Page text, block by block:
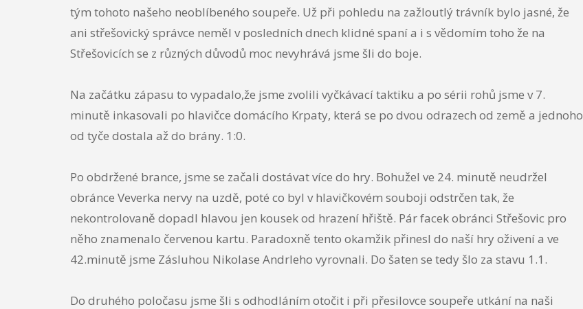
tým tohoto našeho neoblíbeného soupeře. Už při pohledu na zažloutlý trávník bylo jasné, že
ani střešovický správce neměl v posledních dnech klidné spaní a i s vědomím toho že na
Střešovicích se z různých důvodů moc nevyhrává jsme šli do boje.
Na začátku zápasu to vypadalo,že jsme zvolili vyčkávací taktiku a po sérii rohů jsme v 7.
minutě inkasovali po hlavičce domácího Krpaty, která se po dvou odrazech od země a jednoho
od tyče dostala až do brány. 1:0.
Po obdržené brance, jsme se začali dostávat více do hry. Bohužel ve 24. minutě neudržel
obránce Veverka nervy na uzdě, poté co byl v hlavičkovém souboji odstrčen tak, že
nekontrolovaně dopadl hlavou jen kousek od hrazení hřiště. Pár facek obránci Střešovic pro
něho znamenalo červenou kartu. Paradoxně tento okamžik přinesl do naší hry oživení a ve
42.minutě jsme Zásluhou Nikolase Andrleho vyrovnali. Do šaten se tedy šlo za stavu 1.1.
Do druhého poločasu jsme šli s odhodláním otočit i při přesilovce soupeře utkání na naši